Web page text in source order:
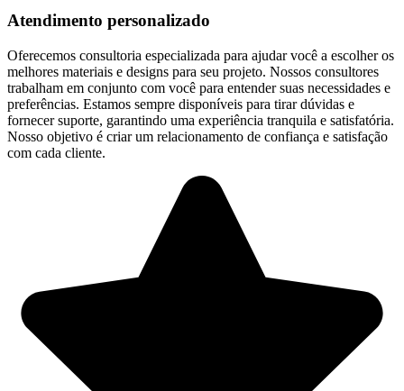
Atendimento personalizado
Oferecemos consultoria especializada para ajudar você a escolher os
melhores materiais e designs para seu projeto. Nossos consultores
trabalham em conjunto com você para entender suas necessidades e
preferências. Estamos sempre disponíveis para tirar dúvidas e
fornecer suporte, garantindo uma experiência tranquila e satisfatória.
Nosso objetivo é criar um relacionamento de confiança e satisfação
com cada cliente.